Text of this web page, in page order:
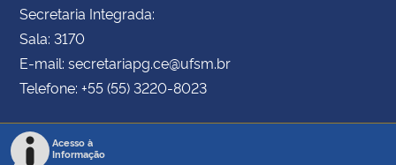
Secretaria Integrada:
Sala: 3170
E-mail: secretariapg.ce@ufsm.br
Telefone: +55 (55) 3220-8023
Acesso à
Informação